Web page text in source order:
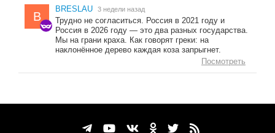
B
BRESLAU 3 недели назад
Трудно не согласиться. Россия в 2021 году и
Россия в 2026 году — это два разных государства.
Мы на грани краха. Как говорят греки: на
наклонённое дерево каждая коза запрыгнет.
Посмотреть